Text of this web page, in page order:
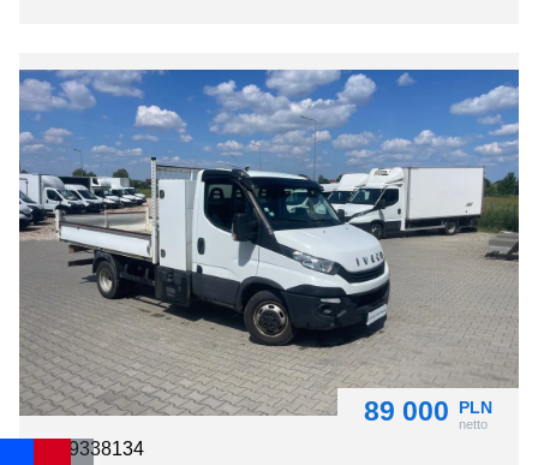
89 000 PLN
netto
6149338134